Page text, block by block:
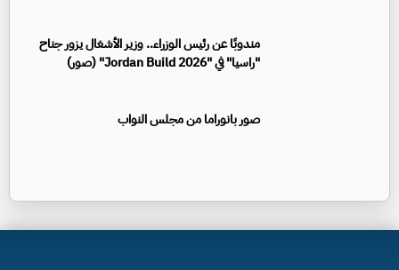
مندوبًا عن رئيس الوزراء.. وزير الأشغال يزور جناح
"راسيا" في "Jordan Build 2026" (صور)
صور بانوراما من مجلس النواب